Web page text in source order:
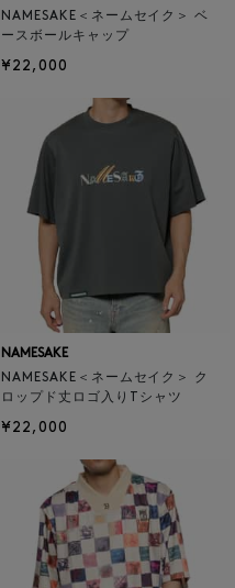
NAMESAKE＜ネームセイク＞ ベ
ースボールキャップ
¥22,000
NAMESAKE
NAMESAKE＜ネームセイク＞ ク
ロップド丈ロゴ入りTシャツ
¥22,000